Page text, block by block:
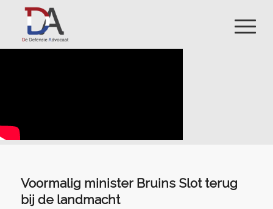
Voormalig minister Bruins Slot terug
bij de landmacht